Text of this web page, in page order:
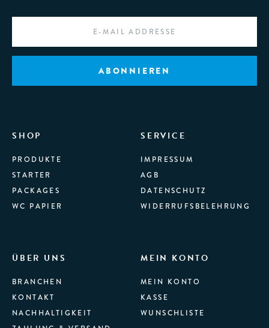
SHOP
PRODUKTE
STARTER
PACKAGES
WC PAPIER
SERVICE
IMPRESSUM
AGB
DATENSCHUTZ
WIDERRUFSBELEHRUNG
ÜBER UNS
BRANCHEN
KONTAKT
NACHHALTIGKEIT
MEIN KONTO
MEIN KONTO
KASSE
WUNSCHLISTE